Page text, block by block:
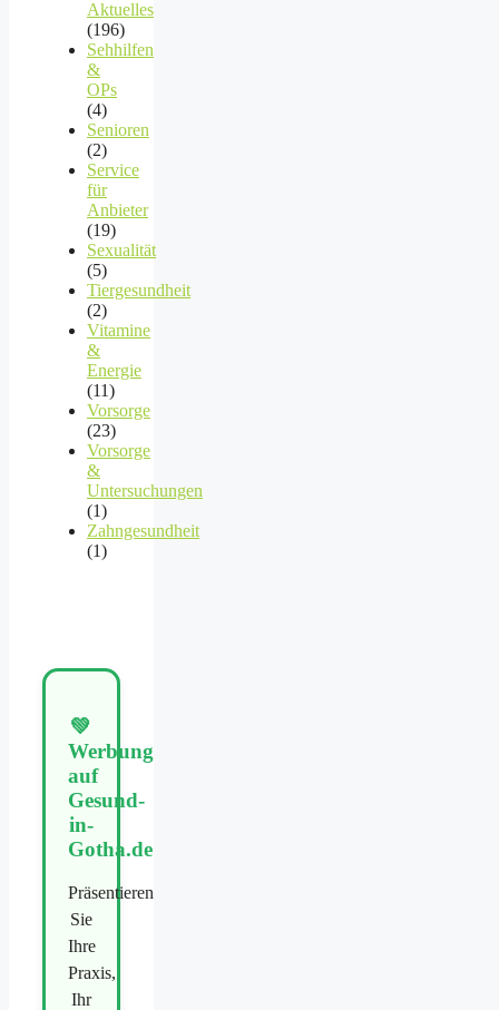
Aktuelles
(196)
Sehhilfen
&
OPs
(4)
Senioren
(2)
Service
für
Anbieter
(19)
Sexualität
(5)
Tiergesundheit
(2)
Vitamine
&
Energie
(11)
Vorsorge
(23)
Vorsorge
&
Untersuchungen
(1)
Zahngesundheit
(1)
💚
Werbung
auf
Gesund-
in-
Gotha.de
Präsentieren
Sie
Ihre
Praxis,
Ihr